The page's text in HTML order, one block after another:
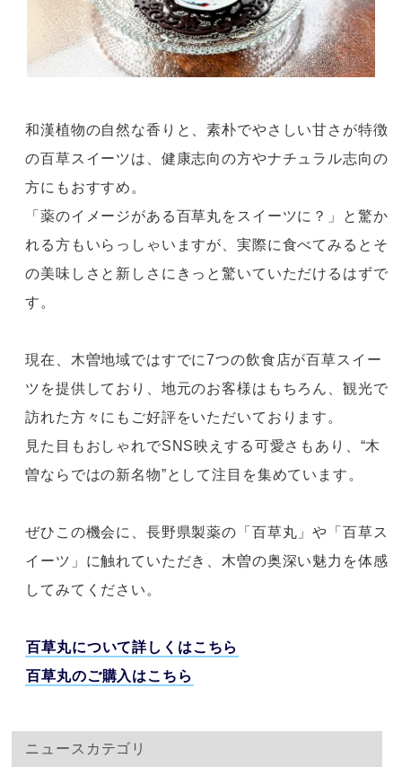
和漢植物の自然な香りと、素朴でやさしい甘さが特徴
の百草スイーツは、 健康志向の方やナチュラル志向の
方にもおすすめ。
「薬のイメージがある百草丸をスイーツに？」と驚か
れる方もいらっしゃいますが、実際に食べてみるとそ
の美味しさと新しさにきっと驚いていただけるはずで
す。
現在、木曽地域ではすでに7つの飲食店が百草スイー
ツを提供しており、 地元のお客様はもちろん、観光で
訪れた方々にもご好評をいただいております。
見た目もおしゃれでSNS映えする可愛さもあり、“木
曽ならではの新名物”として注目を集めています。
ぜひこの機会に、長野県製薬の「百草丸」や「百草ス
イーツ」に触れていただき、 木曽の奥深い魅力を体感
してみてください。
百草丸について詳しくはこちら
百草丸のご購入はこちら
ニュースカテゴリ